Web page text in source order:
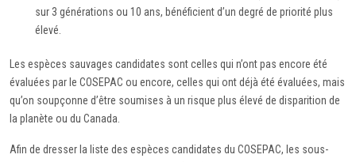
sur 3 générations ou 10 ans, bénéficient d’un degré de priorité plus
élevé.
Les espèces sauvages candidates sont celles qui n’ont pas encore été
évaluées par le COSEPAC ou encore, celles qui ont déjà été évaluées, mais
qu’on soupçonne d’être soumises à un risque plus élevé de disparition de
la planète ou du Canada.
Afin de dresser la liste des espèces candidates du COSEPAC, les sous-